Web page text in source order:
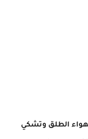
الطلق وتشكي